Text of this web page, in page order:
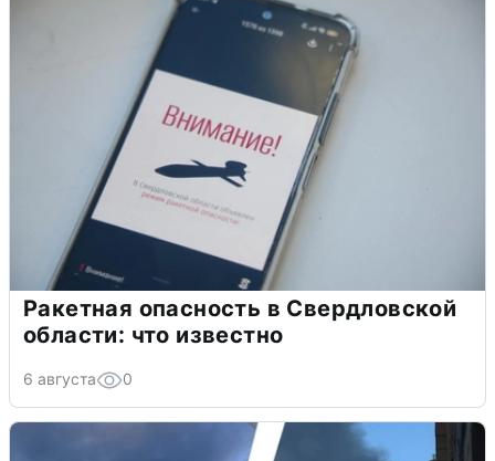
Ракетная опасность в Свердловской
области: что известно
6 августа 0